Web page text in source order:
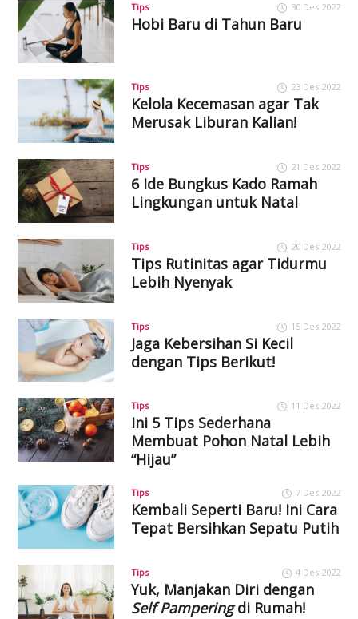
Tips 30 Des 2022
Hobi Baru di Tahun Baru
Tips 23 Des 2022
Kelola Kecemasan agar Tak
Merusak Liburan Kalian!
Tips 21 Des 2022
6 Ide Bungkus Kado Ramah
Lingkungan untuk Natal
Tips 20 Des 2022
Tips Rutinitas agar Tidurmu
Lebih Nyenyak
Tips 15 Des 2022
Jaga Kebersihan Si Kecil
dengan Tips Berikut!
Tips 11 Des 2022
Ini 5 Tips Sederhana
Membuat Pohon Natal Lebih
“Hijau”
Tips 7 Des 2022
Kembali Seperti Baru! Ini Cara
Tepat Bersihkan Sepatu Putih
Tips 4 Des 2022
Yuk, Manjakan Diri dengan
Self Pamperingdi Rumah!